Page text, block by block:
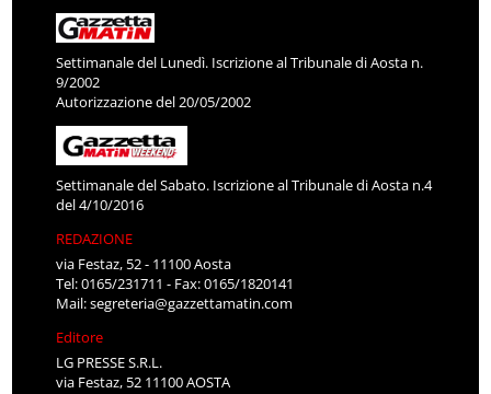
Settimanale del Lunedì. Iscrizione al Tribunale di Aosta n.
9/2002
Autorizzazione del 20/05/2002
Settimanale del Sabato. Iscrizione al Tribunale di Aosta n.4
del 4/10/2016
REDAZIONE
via Festaz, 52 - 11100 Aosta
Tel: 0165/231711 - Fax: 0165/1820141
Mail:segreteria@gazzettamatin.com
Editore
LG PRESSE S.R.L.
via Festaz, 52 11100 AOSTA